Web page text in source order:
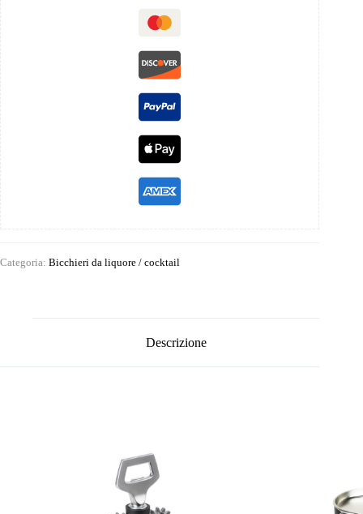
Categoria: Bicchieri da liquore / cocktail
Descrizione